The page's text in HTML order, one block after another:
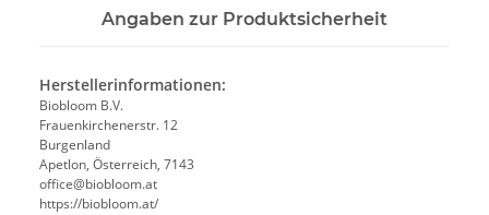
Angaben zur Produktsicherheit
Herstellerinformationen:
Biobloom B.V.
Frauenkirchenerstr. 12
Burgenland
Apetlon, Österreich, 7143
office@biobloom.at
https://biobloom.at/